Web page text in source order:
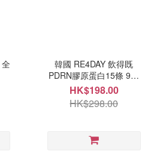
韓國 RE4DAY 飲得既
PDRN膠原蛋白15條 9月
尾
HK$198.00
HK$298.00